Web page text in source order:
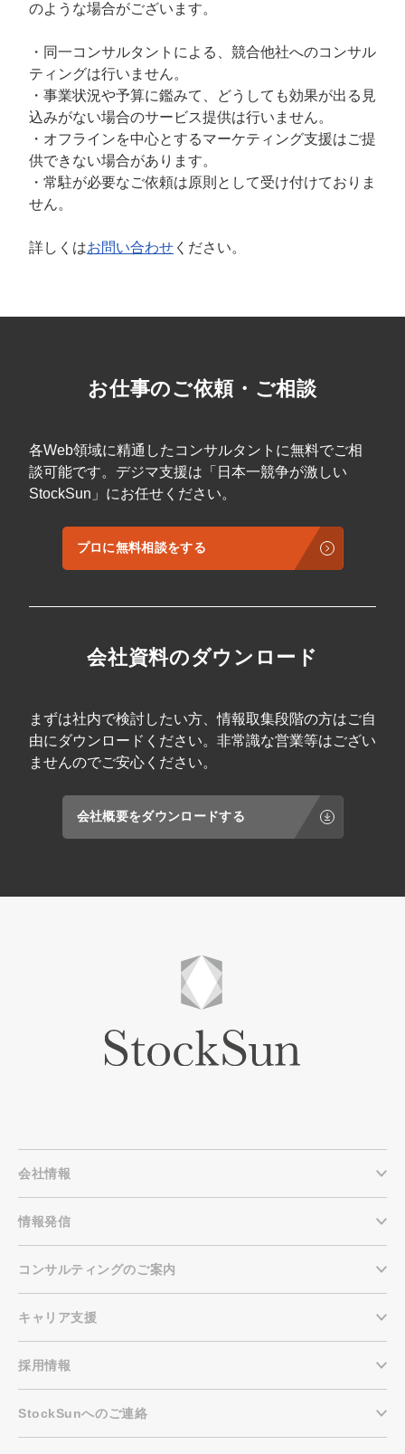
のような場合がございます。
・同一コンサルタントによる、競合他社へのコンサル
ティングは行いません。
・事業状況や予算に鑑みて、どうしても効果が出る見
込みがない場合のサービス提供は行いません。
・オフラインを中心とするマーケティング支援はご提
供できない場合があります。
・常駐が必要なご依頼は原則として受け付けておりま
せん。
詳しくはお問い合わせ ください。
お仕事のご依頼・ご相談
各Web領域に精通したコンサルタントに無料でご相
談可能です。デジマ支援は「日本一競争が激しい
StockSun」にお任せください。
プロに無料相談をする
会社資料のダウンロード
まずは社内で検討したい方、情報取集段階の方はご自
由にダウンロードください。非常識な営業等はござい
ませんのでご安心ください。
会社概要をダウンロードする
会社情報
情報発信
コンサルティングのご案内
キャリア支援
採用情報
StockSunへのご連絡